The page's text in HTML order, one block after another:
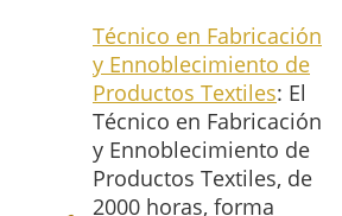
Técnico en Fabricación
y Ennoblecimiento de
Productos Textiles: El
Técnico en Fabricación
y Ennoblecimiento de
Productos Textiles, de
2000 horas, forma